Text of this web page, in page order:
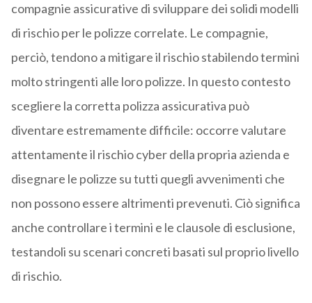
compagnie assicurative di sviluppare dei solidi modelli
di rischio per le polizze correlate. Le compagnie,
perciò, tendono a mitigare il rischio stabilendo termini
molto stringenti alle loro polizze. In questo contesto
scegliere la corretta polizza assicurativa può
diventare estremamente difficile: occorre valutare
attentamente il rischio cyber della propria azienda e
disegnare le polizze su tutti quegli avvenimenti che
non possono essere altrimenti prevenuti. Ciò significa
anche controllare i termini e le clausole di esclusione,
testandoli su scenari concreti basati sul proprio livello
di rischio.